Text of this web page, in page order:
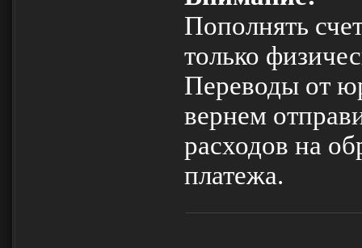
Пополнять
только
Переводы от
вернем
расходов на
платежа.